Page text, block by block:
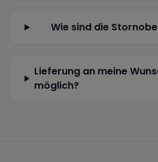
Wie sind die
Lieferung an meine
möglich?